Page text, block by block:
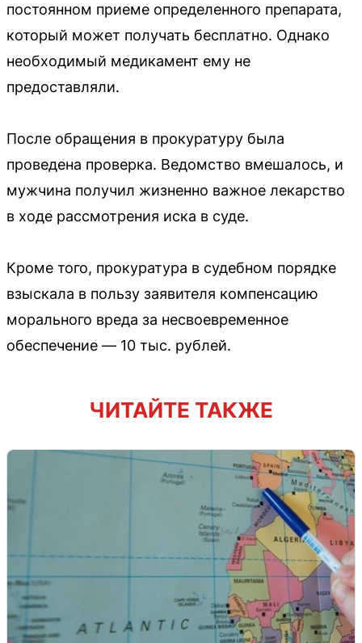
постоянном приеме определенного препарата,
который может получать бесплатно. Однако
необходимый медикамент ему не
предоставляли.
После обращения в прокуратуру была
проведена проверка. Ведомство вмешалось, и
мужчина получил жизненно важное лекарство
в ходе рассмотрения иска в суде.
Кроме того, прокуратура в судебном порядке
взыскала в пользу заявителя компенсацию
морального вреда за несвоевременное
обеспечение — 10 тыс. рублей.
ЧИТАЙТЕ ТАКЖЕ